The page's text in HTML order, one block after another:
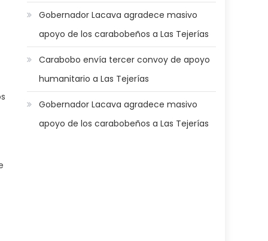
Gobernador Lacava agradece masivo
apoyo de los carabobeños a Las Tejerías
Carabobo envía tercer convoy de apoyo
humanitario a Las Tejerías
Gobernador Lacava agradece masivo
apoyo de los carabobeños a Las Tejerías